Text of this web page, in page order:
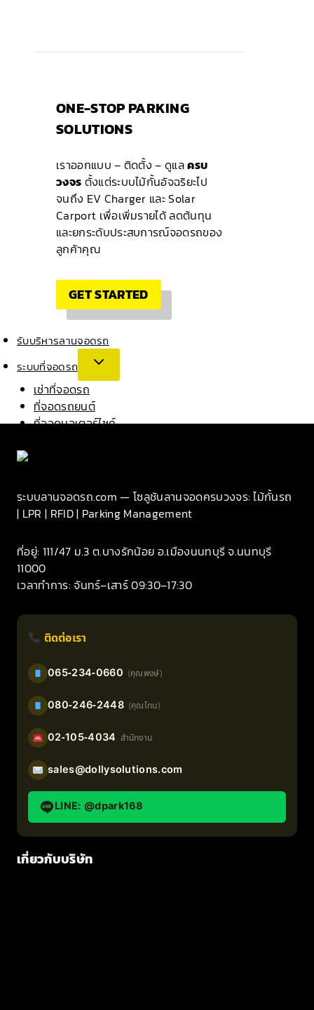
ONE-STOP PARKING
SOLUTIONS
เราออกแบบ – ติดตั้ง – ดูแลครบ
วงจร ตั้งแต่ระบบไม้กั้นอัจฉริยะไป
จนถึง EV Charger และ Solar
Carport เพื่อเพิ่มรายได้ ลดต้นทุน
และยกระดับประสบการณ์จอดรถของ
ลูกค้าคุณ
GET STARTED
รับบริหารลานจอดรถ
ระบบที่จอดรถ
เช่าที่จอดรถ
ที่จอดรถยนต์
ที่จอดมอเตอร์ไซค์
เกี่ยวกับเรา
บทความ
คู่มือ
ระบบลานจอดรถ.com — โซลูชันลานจอดครบวงจร: ไม้กั้นรถ
| LPR | RFID | Parking Management
ที่อยู่: 111/47 ม.3 ต.บางรักน้อย อ.เมืองนนทบุรี จ.นนทบุรี
11000
เวลาทำการ: จันทร์–เสาร์ 09:30–17:30
ติดต่อเรา
065-234-0660 (คุณพงษ์)
080-246-2448 (คุณโทน)
02-105-4034 สำนักงาน
sales@dollysolutions.com
LINE: @dpark168
เกี่ยวกับบริษัท